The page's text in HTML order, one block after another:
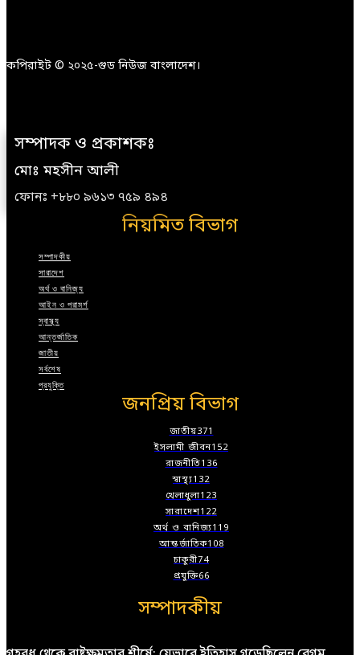
কপিরাইট © ২০২৫-গুড নিউজ বাংলাদেশ।
সম্পাদক ও প্রকাশকঃ
মোঃ মহসীন আলী
ফোনঃ +৮৮০ ৯৬১৩ ৭৫৯ ৪৯৪
নিয়মিত বিভাগ
সম্পাদকীয়
সারাদেশ
অর্থ ও বানিজ্য
আইন ও পরামর্শ
স্বাস্থ্য
আন্তর্জাতিক
জাতীয়
সর্বশেষ
প্রযুক্তি
জনপ্রিয় বিভাগ
জাতীয়371
ইসলামী জীবন152
রাজনীতি136
স্বাস্থ্য132
খেলাধুলা123
সারাদেশ122
অর্থ ও বানিজ্য119
আন্তর্জাতিক108
চাকুরী74
প্রযুক্তি66
সম্পাদকীয়